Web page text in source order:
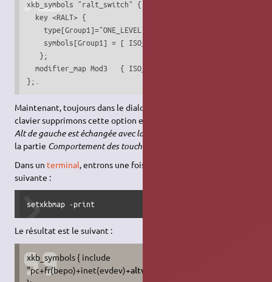
xkb_symbols "ralt_switch" {
  key <RALT> {
    type[Group1]="ONE_LEVEL",
    symbols[Group1] = [ ISO_Level5_Shift ]
   };
  modifier_map Mod3   { ISO_Level5_Shift };
};.
Maintenant, toujours dans le dialogue des préférences du
clavier supprimons cette option et ajoutons l'option "
Alt de gauche est échangée avec la touche Logo de gauche
la partie Comportement des touches Alt et Logo
Dans un terminal , entrons une fois de plus la
suivante :
setxkbmap -print
Le résultat est le suivant :
xkb_symbols { include
"pc+fr(bepo)+inet(evdev)+altwin(swap_lalt_lwin)